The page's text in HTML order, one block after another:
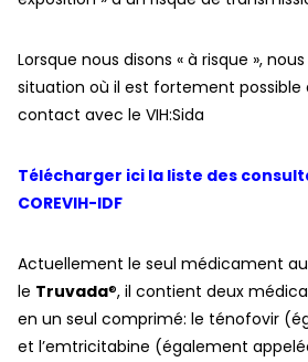
Lorsque nous disons « à risque »,
situation où il est fortement possible
contact avec le VIH:Sida
Télécharger ici la liste des
COREVIH-IDF
Actuellement le seul médicament
le Truvada®, il contient deux
en un seul comprimé: le ténofovir
et l’emtricitabine (également